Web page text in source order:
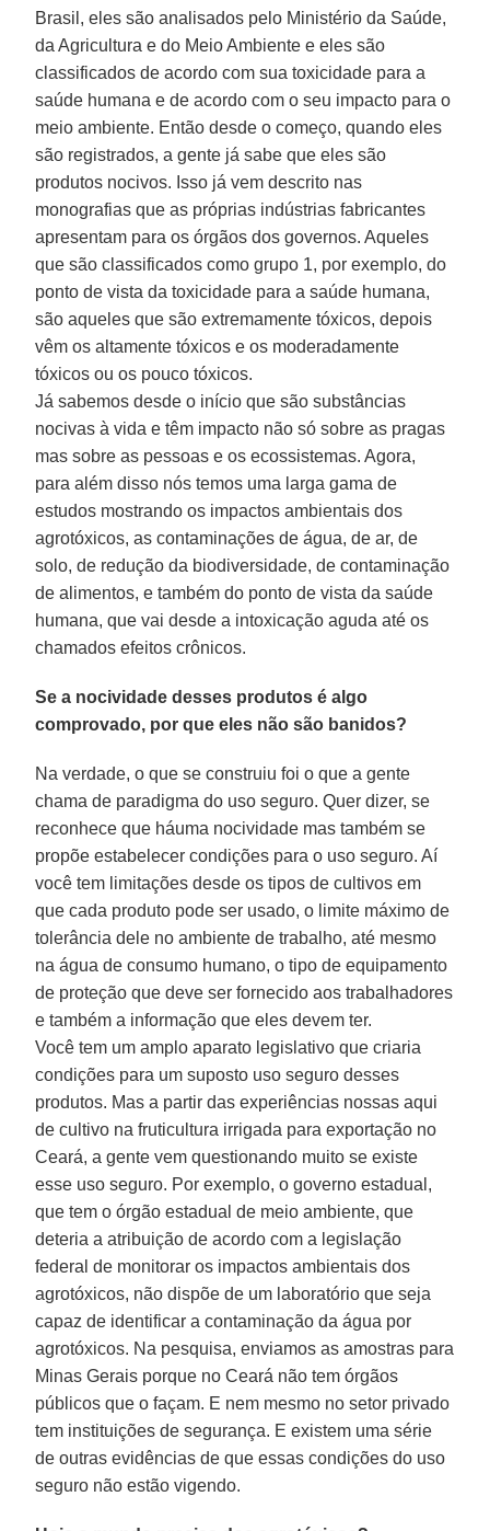
Brasil, eles são analisados pelo Ministério da Saúde,
da Agricultura e do Meio Ambiente e eles são
classificados de acordo com sua toxicidade para a
saúde humana e de acordo com o seu impacto para o
meio ambiente. Então desde o começo, quando eles
são registrados, a gente já sabe que eles são
produtos nocivos. Isso já vem descrito nas
monografias que as próprias indústrias fabricantes
apresentam para os órgãos dos governos. Aqueles
que são classificados como grupo 1, por exemplo, do
ponto de vista da toxicidade para a saúde humana,
são aqueles que são extremamente tóxicos, depois
vêm os altamente tóxicos e os moderadamente
tóxicos ou os pouco tóxicos.
Já sabemos desde o início que são substâncias
nocivas à vida e têm impacto não só sobre as pragas
mas sobre as pessoas e os ecossistemas. Agora,
para além disso nós temos uma larga gama de
estudos mostrando os impactos ambientais dos
agrotóxicos, as contaminações de água, de ar, de
solo, de redução da biodiversidade, de contaminação
de alimentos, e também do ponto de vista da saúde
humana, que vai desde a intoxicação aguda até os
chamados efeitos crônicos.
Se a nocividade desses produtos é algo
comprovado, por que eles não são banidos?
Na verdade, o que se construiu foi o que a gente
chama de paradigma do uso seguro. Quer dizer, se
reconhece que háuma nocividade mas também se
propõe estabelecer condições para o uso seguro. Aí
você tem limitações desde os tipos de cultivos em
que cada produto pode ser usado, o limite máximo de
tolerância dele no ambiente de trabalho, até mesmo
na água de consumo humano, o tipo de equipamento
de proteção que deve ser fornecido aos trabalhadores
e também a informação que eles devem ter.
Você tem um amplo aparato legislativo que criaria
condições para um suposto uso seguro desses
produtos. Mas a partir das experiências nossas aqui
de cultivo na fruticultura irrigada para exportação no
Ceará, a gente vem questionando muito se existe
esse uso seguro. Por exemplo, o governo estadual,
que tem o órgão estadual de meio ambiente, que
deteria a atribuição de acordo com a legislação
federal de monitorar os impactos ambientais dos
agrotóxicos, não dispõe de um laboratório que seja
capaz de identificar a contaminação da água por
agrotóxicos. Na pesquisa, enviamos as amostras para
Minas Gerais porque no Ceará não tem órgãos
públicos que o façam. E nem mesmo no setor privado
tem instituições de segurança. E existem uma série
de outras evidências de que essas condições do uso
seguro não estão vigendo.